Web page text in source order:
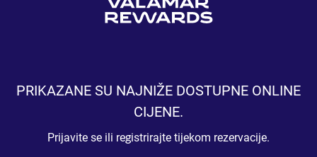
PRIKAZANE SU NAJNIŽE DOSTUPNE ONLINE
CIJENE.
Prijavite se ili registrirajte tijekom rezervacije.